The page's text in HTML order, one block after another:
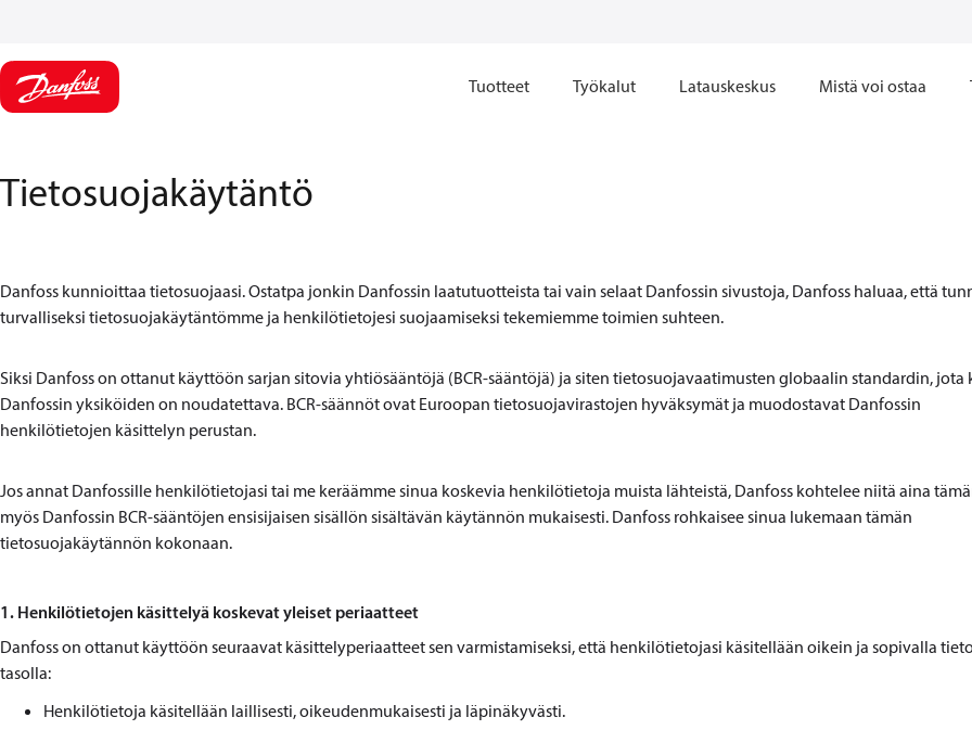
Tuotteet Työkalut Latauskeskus Mistä voi ostaa
Tietosuojakäytäntö
Danfoss kunnioittaa tietosuojaasi. Ostatpa jonkin Danfossin laatutuotteista tai vain selaat Danfossin sivustoja, Danfoss haluaa, että
turvalliseksi tietosuojakäytäntömme ja henkilötietojesi suojaamiseksi tekemiemme toimien suhteen.
Siksi Danfoss on ottanut käyttöön sarjan sitovia yhtiösääntöjä (BCR-sääntöjä) ja siten tietosuojavaatimusten globaalin standardin, jota
Danfossin yksiköiden on noudatettava. BCR-säännöt ovat Euroopan tietosuojavirastojen hyväksymät ja muodostavat Danfossin
henkilötietojen käsittelyn perustan.
Jos annat Danfossille henkilötietojasi tai me keräämme sinua koskevia henkilötietoja muista lähteistä, Danfoss kohtelee niitä aina
myös Danfossin BCR-sääntöjen ensisijaisen sisällön sisältävän käytännön mukaisesti. Danfoss rohkaisee sinua lukemaan tämän
tietosuojakäytännön kokonaan.
1. Henkilötietojen käsittelyä koskevat yleiset periaatteet
Danfoss on ottanut käyttöön seuraavat käsittelyperiaatteet sen varmistamiseksi, että henkilötietojasi käsitellään oikein ja sopivalla
tasolla:
Henkilötietoja käsitellään laillisesti, oikeudenmukaisesti ja läpinäkyvästi.